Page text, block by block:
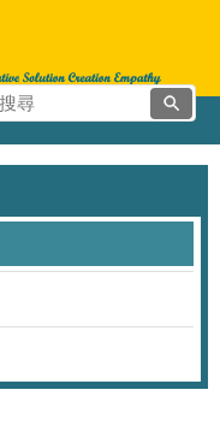
搜
尋